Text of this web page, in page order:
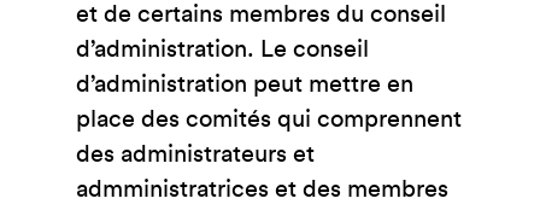
et de certains membres du conseil
d’administration. Le conseil
d’administration peut mettre en
place des comités qui comprennent
des administrateurs et
admministratrices et des membres